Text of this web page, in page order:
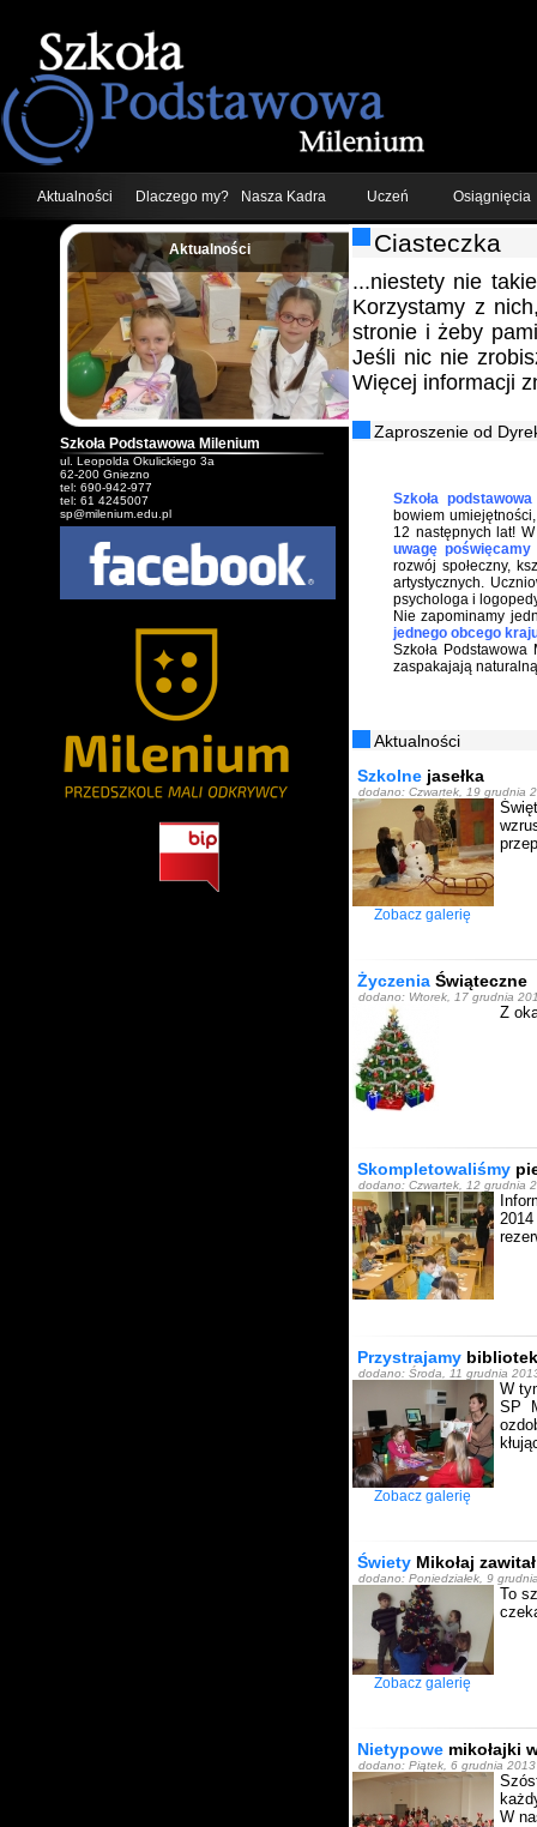
Aktualności Dlaczego my? Nasza Kadra Uczeń Osiągnięcia
Aktualności
Szkoła Podstawowa Milenium
ul. Leopolda Okulickiego 3a
62-200 Gniezno
tel: 690-942-977
tel: 61 4245007
sp@milenium.edu.pl
Ciasteczka
...niestety nie
Korzystamy z
stronie i żeby
Jeśli nic nie
Więcej informacji
Zaproszenie od
Szkoła
bowiem
12 następnych lat!
uwagę
rozwój społeczny,
artystycznych.
psychologa i
Nie zapominamy
jednego obcego
Szkoła
zaspakajają
Aktualności
Szkolne jasełka
dodano: Czwartek, 19 grudnia
Zobacz galerię
Życzenia Świąteczne
dodano: Wtorek, 17 grudnia
Z
Skompletowaliśmy
dodano: Czwartek, 12 grudnia
Przystrajamy
dodano: Środa, 11 grudnia
Zobacz galerię
W
SP
Świety Mikołaj
dodano: Poniedziałek, 9
Zobacz galerię
To
Nietypowe mikołajki
dodano: Piątek, 6 grudnia
W